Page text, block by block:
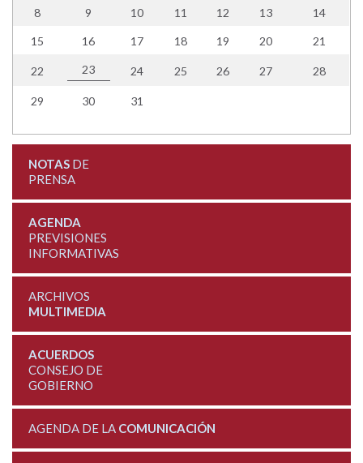
8 9 10 11 12 13 14
15 16 17 18 19 20 21
22 23 24 25 26 27 28
29 30 31
NOTASDE
PRENSA
AGENDA
PREVISIONES
INFORMATIVAS
ARCHIVOS
MULTIMEDIA
ACUERDOS
CONSEJO DE
GOBIERNO
AGENDA DE LA COMUNICACIÓN